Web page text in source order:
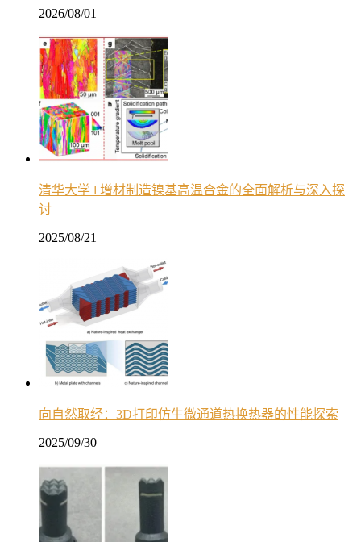
2026/08/01
清华大学 l 增材制造镍基高温合金的全面解析与深入探
讨
2025/08/21
向自然取经：3D打印仿生微通道热换热器的性能探索
2025/09/30